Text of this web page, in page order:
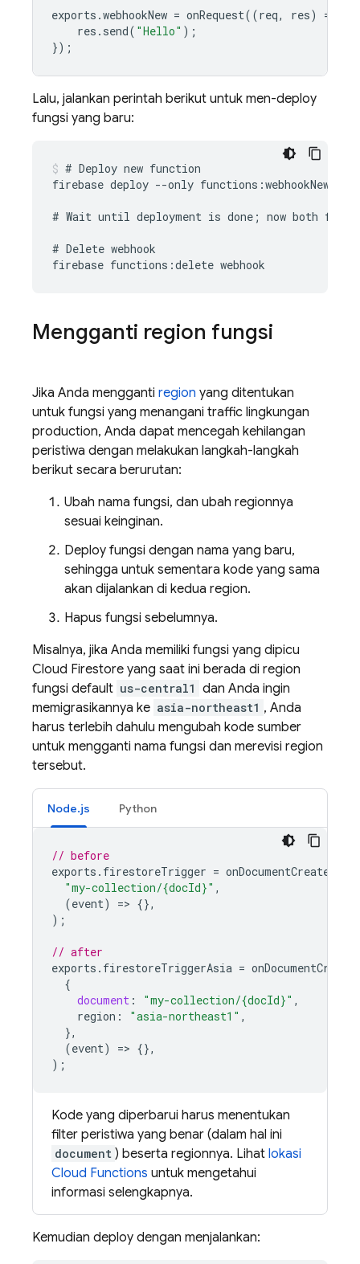
exports .webhookNew = onRequest((req, res) =
res . send( "Hello" );
});
Lalu, jalankan perintah berikut untuk men-deploy
fungsi yang baru:
# Deploy new function
firebase deploy --only functions:webhookNew
# Wait until deployment is done; now both
# Delete webhook
Mengganti region fungsi
Jika Anda mengganti region yang ditentukan
untuk fungsi yang menangani traffic lingkungan
production, Anda dapat mencegah kehilangan
peristiwa dengan melakukan langkah-langkah
berikut secara berurutan:
Ubah nama fungsi, dan ubah regionnya
sesuai keinginan.
Deploy fungsi dengan nama yang baru,
sehingga untuk sementara kode yang sama
akan dijalankan di kedua region.
Hapus fungsi sebelumnya.
Misalnya, jika Anda memiliki fungsi yang dipicu
Cloud Firestore yang saat ini berada di region
fungsi default us-central1 dan Anda ingin
memigrasikannya ke asia-northeast1 , Anda
harus terlebih dahulu mengubah kode sumber
untuk mengganti nama fungsi dan merevisi region
tersebut.
Node.js Python
// before
exports . firestoreTrigger = onDocumentCreated
"my-collection/{docId}" ,
(event) => {},
);
// after
exports . firestoreTriggerAsia =
{
document : "my-collection/{docId}" ,
region : "asia-northeast1" ,
},
(event) => {},
);
Kode yang diperbarui harus menentukan
filter peristiwa yang benar (dalam hal ini
document ) beserta regionnya. Lihat lokasi
Cloud Functions untuk mengetahui
informasi selengkapnya.
Kemudian deploy dengan menjalankan: